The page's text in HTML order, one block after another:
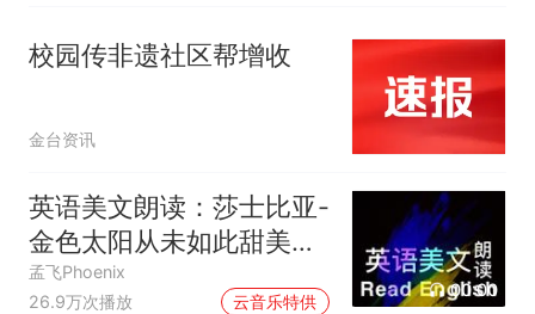
校园传非遗社区帮增收
金台资讯
英语美文朗读：莎士比亚-
金色太阳从未如此甜美吻
过
孟飞Phoenix
26.9万次播放
云音乐特供
00:00